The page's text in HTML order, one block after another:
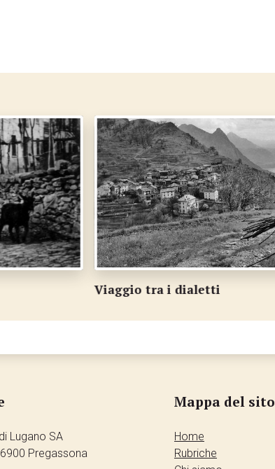
Dove i dialetti mettono radici
Lugano SA
Pregassona
Mappa del sito
Home
Rubriche